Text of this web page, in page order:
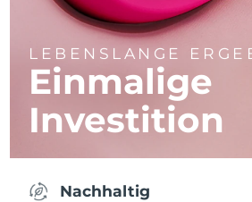
LEBENSLANGE
Einmalige
Investition
Nachhaltig